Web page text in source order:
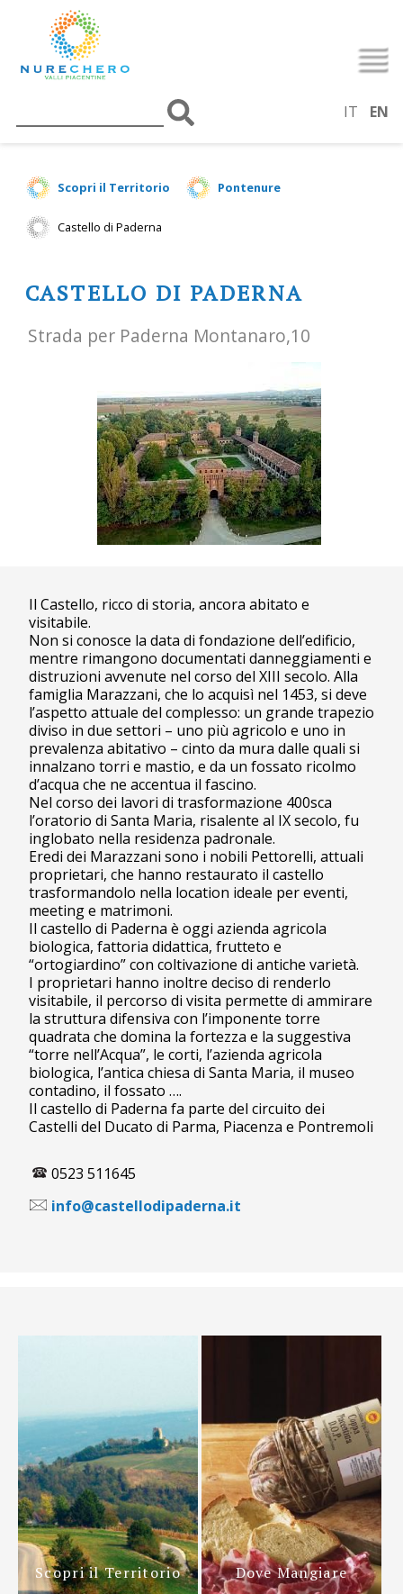
IT EN
Scopri il Territorio Pontenure
Castello di Paderna
CASTELLO DI PADERNA
Strada per Paderna Montanaro,10
Il Castello, ricco di storia, ancora abitato e
visitabile.
Non si conosce la data di fondazione dell’edificio,
mentre rimangono documentati danneggiamenti e
distruzioni avvenute nel corso del XIII secolo. Alla
famiglia Marazzani, che lo acquisì nel 1453, si deve
l’aspetto attuale del complesso: un grande trapezio
diviso in due settori – uno più agricolo e uno in
prevalenza abitativo – cinto da mura dalle quali si
innalzano torri e mastio, e da un fossato ricolmo
d’acqua che ne accentua il fascino.
Nel corso dei lavori di trasformazione 400sca
l’oratorio di Santa Maria, risalente al IX secolo, fu
inglobato nella residenza padronale.
Eredi dei Marazzani sono i nobili Pettorelli, attuali
proprietari, che hanno restaurato il castello
trasformandolo nella location ideale per eventi,
meeting e matrimoni.
Il castello di Paderna è oggi azienda agricola
biologica, fattoria didattica, frutteto e
“ortogiardino” con coltivazione di antiche varietà.
I proprietari hanno inoltre deciso di renderlo
visitabile, il percorso di visita permette di ammirare
la struttura difensiva con l’imponente torre
quadrata che domina la fortezza e la suggestiva
“torre nell’Acqua”, le corti, l’azienda agricola
biologica, l’antica chiesa di Santa Maria, il museo
contadino, il fossato ….
Il castello di Paderna fa parte del circuito dei
Castelli del Ducato di Parma, Piacenza e Pontremoli
0523 511645
info@castellodipaderna.it
Scopri il Territorio Dove Mangiare